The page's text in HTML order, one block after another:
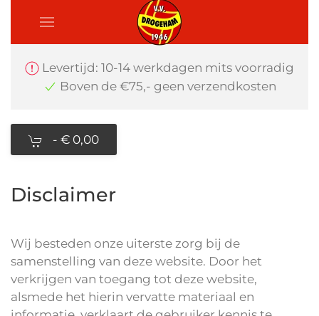
Levertijd: 10-14 werkdagen mits voorradig
Boven de €75,- geen verzendkosten
- € 0,00
Disclaimer
Wij besteden onze uiterste zorg bij de
samenstelling van deze website. Door het
verkrijgen van toegang tot deze website,
alsmede het hierin vervatte materiaal en